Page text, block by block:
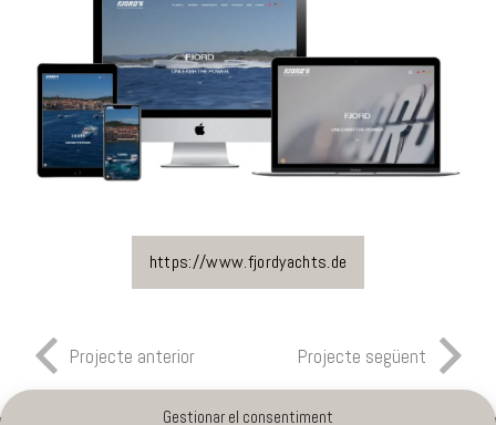
Gestionar el consentiment
https://www.fjordyachts.de
Projecte anterior Projecte següent